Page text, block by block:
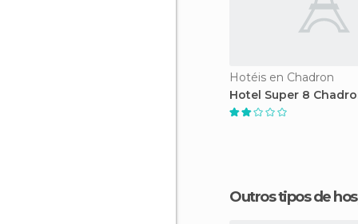
Hotéis en Chadron
Hotel Super 8
Outros tipos de